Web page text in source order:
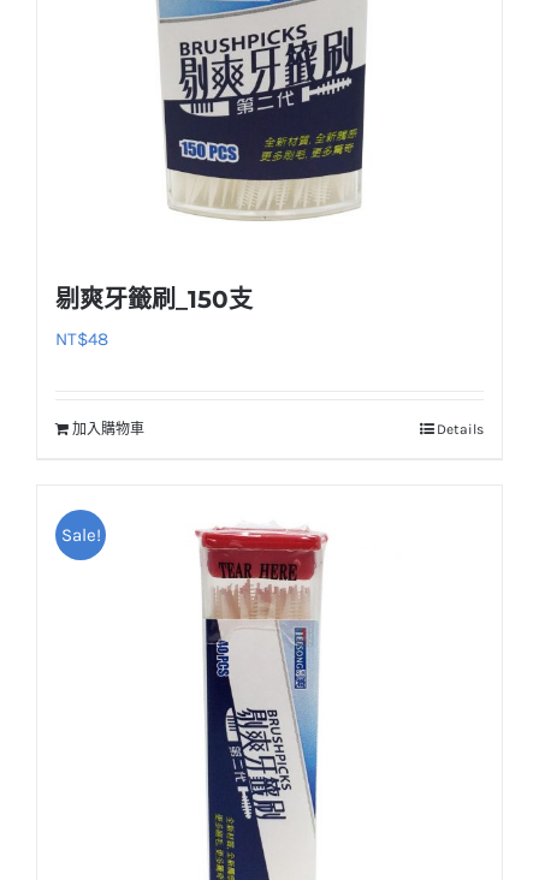
剔爽牙籤刷_150支
NT$48
加入購物車 Details
Sale!